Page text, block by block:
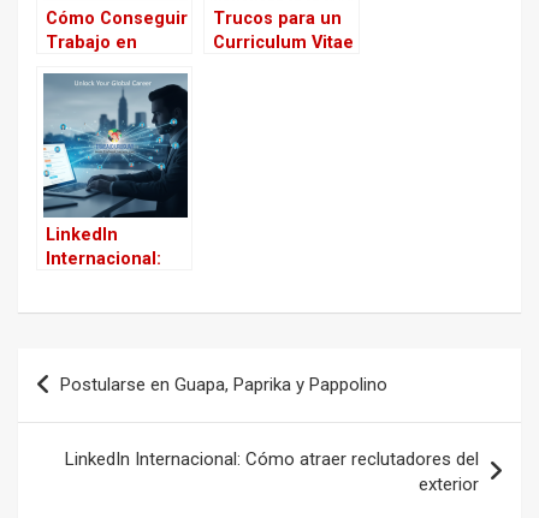
Cómo Conseguir
Trabajo en
Trucos para un
Curriculum Vitae
LinkedIn
Internacional:
Navegación
de
entradas
Postularse en Guapa, Paprika y Pappolino
LinkedIn Internacional: Cómo atraer reclutadores del
exterior